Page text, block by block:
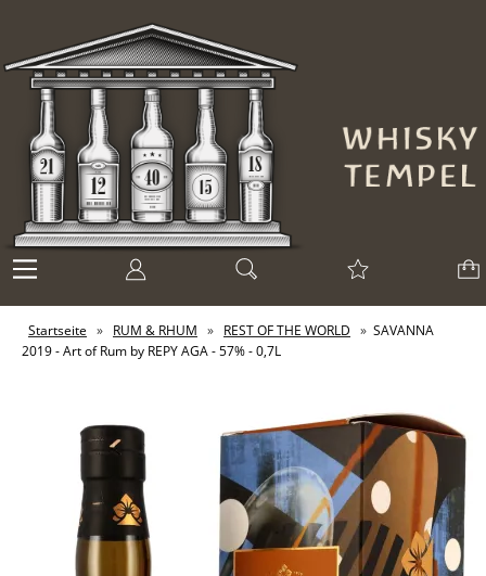
Startseite » RUM & RHUM » REST OF THE WORLD » SAVANNA
2019 - Art of Rum by REPY AGA - 57% - 0,7L